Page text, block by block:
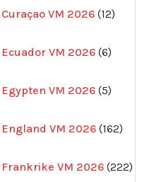
Curaçao VM 2026 12
Ecuador VM 2026 6
Egypten VM 2026 5
England VM 2026 162
Frankrike VM 2026 222